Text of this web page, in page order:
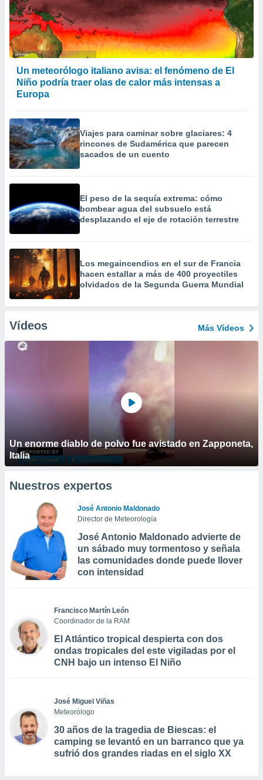
Un meteorólogo italiano avisa: el fenómeno de El
Niño podría traer olas de calor más intensas a
Europa
Viajes para caminar sobre glaciares: 4
rincones de Sudamérica que parecen
sacados de un cuento
El peso de la sequía extrema: cómo
bombear agua del subsuelo está
desplazando el eje de rotación terrestre
Los megaincendios en el sur de Francia
hacen estallar a más de 400 proyectiles
olvidados de la Segunda Guerra Mundial
Vídeos Más Vídeos
Un enorme diablo de polvo fue avistado en Zapponeta,
Italia
Nuestros expertos
José Antonio Maldonado
Director de Meteorología
José Antonio Maldonado advierte de
un sábado muy tormentoso y señala
las comunidades donde puede llover
con intensidad
Francisco Martín León
Coordinador de la RAM
El Atlántico tropical despierta con dos
ondas tropicales del este vigiladas por el
CNH bajo un intenso El Niño
José Miguel Viñas
Meteorólogo
30 años de la tragedia de Biescas: el
camping se levantó en un barranco que ya
sufrió dos grandes riadas en el siglo XX